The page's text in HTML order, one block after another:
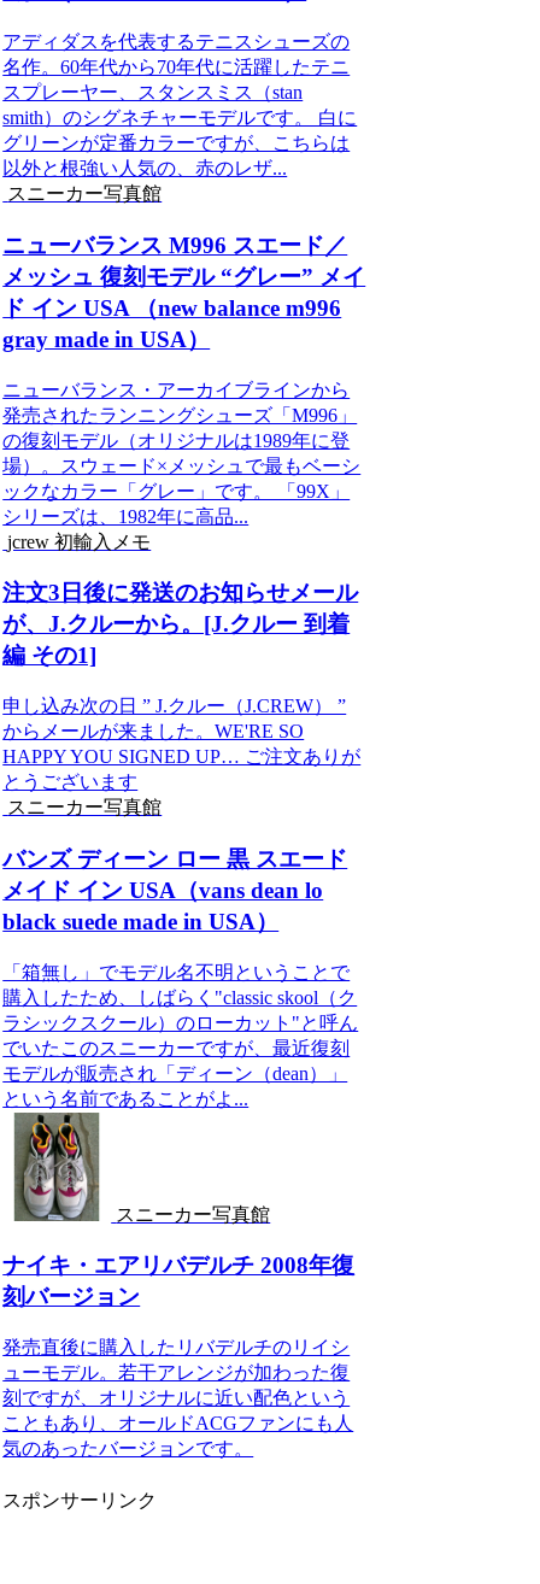
アディダスを代表するテニスシューズの
名作。60年代から70年代に活躍したテニ
スプレーヤー、スタンスミス（stan
smith）のシグネチャーモデルです。 白に
グリーンが定番カラーですが、こちらは
以外と根強い人気の、赤のレザ...
スニーカー写真館
ニューバランス M996 スエード／
メッシュ 復刻モデル “グレー” メイ
ド イン USA （new balance m996
gray made in USA）
ニューバランス・アーカイブラインから
発売されたランニングシューズ「M996」
の復刻モデル（オリジナルは1989年に登
場）。スウェード×メッシュで最もベーシ
ックなカラー「グレー」です。 「99X」
シリーズは、1982年に高品...
jcrew 初輸入メモ
注文3日後に発送のお知らせメール
が、J.クルーから。[J.クルー 到着
編 その1]
申し込み次の日 ” J.クルー（J.CREW） ”
からメールが来ました。WE'RE SO
HAPPY YOU SIGNED UP… ご注文ありが
とうございます
スニーカー写真館
バンズ ディーン ロー 黒 スエード
メイド イン USA（vans dean lo
black suede made in USA）
「箱無し」でモデル名不明ということで
購入したため、しばらく"classic skool（ク
ラシックスクール）のローカット"と呼ん
でいたこのスニーカーですが、最近復刻
モデルが販売され「ディーン（dean）」
という名前であることがよ...
スニーカー写真館
ナイキ・エアリバデルチ 2008年復
刻バージョン
発売直後に購入したリバデルチのリイシ
ューモデル。若干アレンジが加わった復
刻ですが、オリジナルに近い配色という
こともあり、オールドACGファンにも人
気のあったバージョンです。
スポンサーリンク